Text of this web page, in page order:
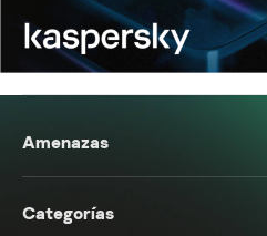
Amenazas
Categorías